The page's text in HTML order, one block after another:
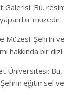
Galerisi: Bu,
bir müzedir.
Müzesi: Şehrin
hakkında bir
Üniversitesi:
eğitimsel